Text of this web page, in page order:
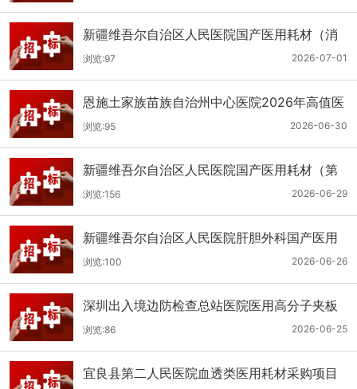
新疆维吾尔自治区人民医院国产医用耗材（消
化科氢气检测产品耗材）采购项目单一来源公
示
2026-07-01
浏览:97
恩施土家族苗族自治州中心医院2026年高值医
用耗材（国产）采购项目第二次公开招标公告
2026-06-30
浏览:95
新疆维吾尔自治区人民医院国产医用耗材（第
二十三批）采购项目公开招标公告
2026-06-29
浏览:156
新疆维吾尔自治区人民医院肝胆外科国产医用
耗材采购项目公开招标公告
2026-06-26
浏览:100
深圳出入境边防检查总站医院医用高分子夹板
医用耗材采购项目更正公告
2026-06-25
浏览:86
宜良县第二人民医院血透类医用耗材采购项目